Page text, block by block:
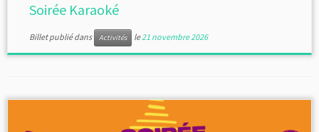
Soirée Karaoké
Billet publié dans Activités le21 novembre 2026